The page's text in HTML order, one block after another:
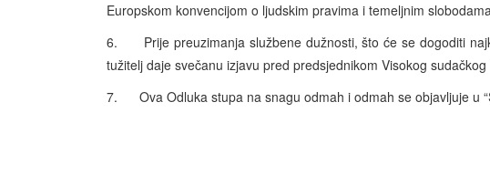
Europskom konvencijom o ljudskim pravima i temeljnim
6. Prije preuzimanja službene dužnosti, što će se dogoditi
tužitelj daje svečanu izjavu pred predsjednikom Visokog
7. Ova Odluka stupa na snagu odmah i odmah se objavljuje u